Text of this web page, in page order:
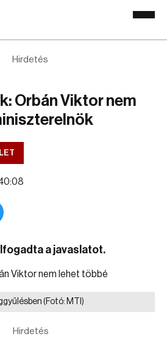
Hirdetés
Orbán Viktor nem
a javaslatot.
(Fotó: MTI)
Hirdetés